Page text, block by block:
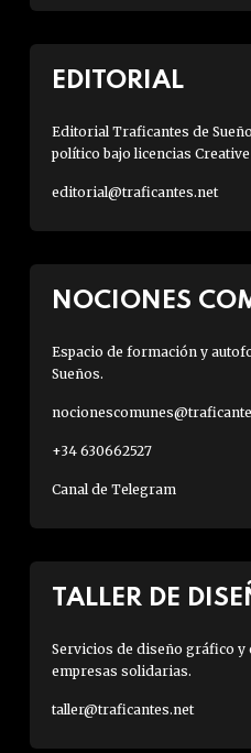
EDITORIAL
Editorial Traficantes de
político bajo licencias
editorial@traficantes.net
NOCIONES
Espacio de formación y
Sueños.
+34 630662527
Canal de Telegram
TALLER DE
Servicios de diseño gráfico y
empresas solidarias.
taller@traficantes.net